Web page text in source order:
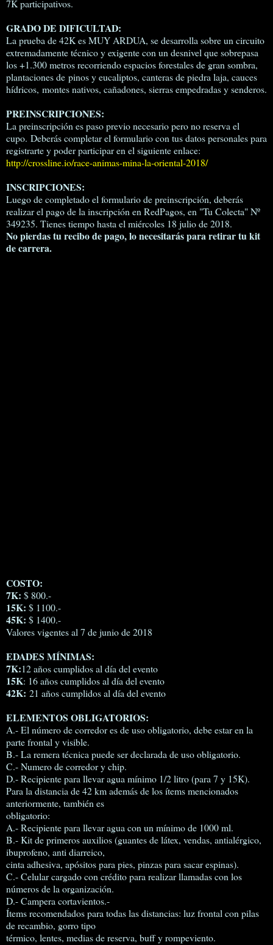
7K participativos.
GRADO DE DIFICULTAD:
La prueba de 42K es MUY ARDUA, se desarrolla sobre un circuito
extremadamente técnico y exigente con un desnivel que sobrepasa
los +1.300 metros recorriendo espacios forestales de gran sombra,
plantaciones de pinos y eucaliptos, canteras de piedra laja, cauces
hídricos, montes nativos, cañadones, sierras empedradas y senderos.
PREINSCRIPCIONES:
La preinscripción es paso previo necesario pero no reserva el
cupo. Deberás completar el formulario con tus datos personales para
registrarte y poder participar en el siguiente enlace:
http://crossline.io/race-animas-mina-la-oriental-2018/
INSCRIPCIONES:
Luego de completado el formulario de preinscripción, deberás
realizar el pago de la inscripción en RedPagos, en "Tu Colecta" Nº
349235. Tienes tiempo hasta el miércoles 18 julio de 2018.
No pierdas tu recibo de pago, lo necesitarás para retirar tu kit
de carrera.
COSTO:
7K: $ 800.-
15K: $ 1100.-
45K: $ 1400.-
Valores vigentes al 7 de junio de 2018
EDADES MÍNIMAS:
7K:12 años cumplidos al día del evento
15K: 16 años cumplidos al día del evento
42K: 21 años cumplidos al día del evento
ELEMENTOS OBLIGATORIOS:
A.- El número de corredor es de uso obligatorio, debe estar en la
parte frontal y visible.
B.- La remera técnica puede ser declarada de uso obligatorio.
C.- Numero de corredor y chip.
D.- Recipiente para llevar agua mínimo 1/2 litro (para 7 y 15K).
Para la distancia de 42 km además de los ítems mencionados
anteriormente, también es
obligatorio:
A.- Recipiente para llevar agua con un mínimo de 1000 ml.
B.- Kit de primeros auxilios (guantes de látex, vendas, antialérgico,
ibuprofeno, anti diarreico,
cinta adhesiva, apósitos para pies, pinzas para sacar espinas).
C.- Celular cargado con crédito para realizar llamadas con los
números de la organización.
D.- Campera cortavientos.-
Ítems recomendados para todas las distancias: luz frontal con pilas
de recambio, gorro tipo
térmico, lentes, medias de reserva, buff y rompeviento.